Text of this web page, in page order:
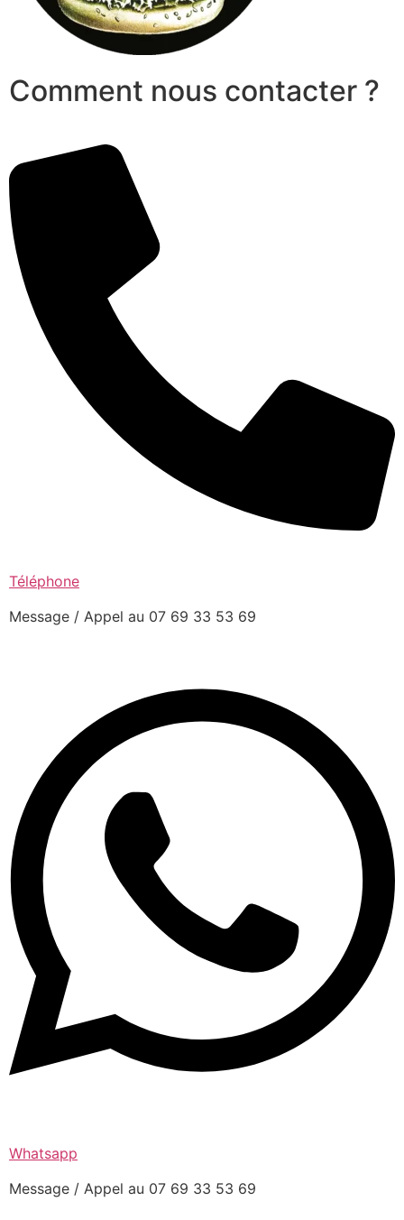
Comment nous contacter ?
Téléphone
Message / Appel au 07 69 33 53 69
Whatsapp
Message / Appel au 07 69 33 53 69